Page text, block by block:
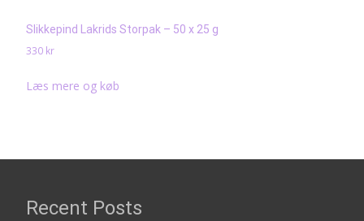
Slikkepind Lakrids Storpak – 50 x 25 g
330 kr
Læs mere og køb
Recent Posts